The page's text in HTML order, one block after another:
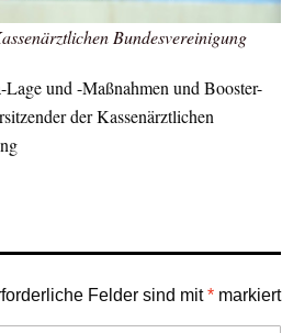
Bundesvereinigung
und -Maßnahmen und Booster-
der Kassenärztlichen
Felder sind mit* markiert